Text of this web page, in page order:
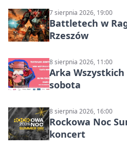
7 sierpnia 2026, 19:00
Battletech w
Rzeszów
8 sierpnia 2026, 11:00
Arka
sobota
8 sierpnia 2026, 16:00
Rockowa Noc
koncert